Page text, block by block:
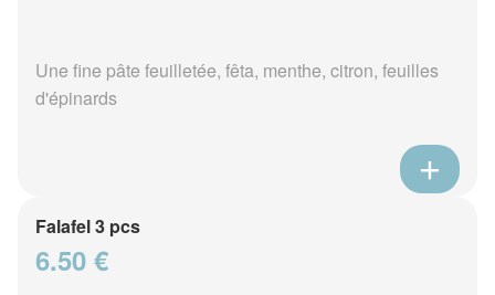
Une fine pâte feuilletée, fêta, menthe, citron, feuilles
d'épinards
Falafel 3 pcs
6.50 €